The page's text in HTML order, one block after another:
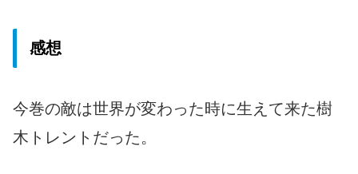
感想
今巻の敵は世界が変わった時に生えて来た樹
木トレントだった。